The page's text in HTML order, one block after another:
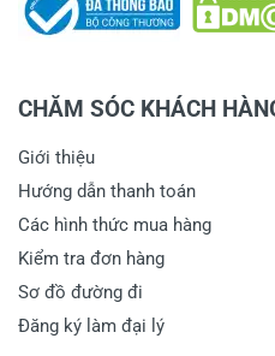
CHĂM SÓC KHÁCH
Giới thiệu
Hướng dẫn thanh toán
Các hình thức mua hàng
Kiểm tra đơn hàng
Sơ đồ đường đi
Đăng ký làm đại lý